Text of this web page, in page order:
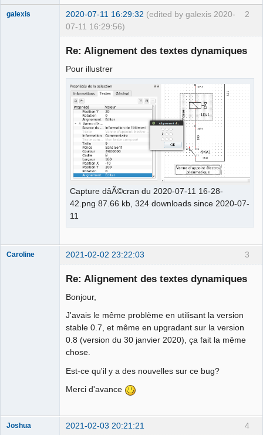
2
galexis 2020-07-11 16:29:32 (edited by galexis 2020-
07-11 16:29:56)
Re: Alignement des textes dynamiques
Pour illustrer
Capture dâÃ©cran du 2020-07-11 16-28-
42.png 87.66 kb, 324 downloads since 2020-07-
11
3
Caroline 2021-02-02 23:22:03
Re: Alignement des textes dynamiques
Bonjour,
J'avais le même problème en utilisant la version
stable 0.7, et même en upgradant sur la version
0.8 (version du 30 janvier 2020), ça fait la même
chose.
Est-ce qu'il y a des nouvelles sur ce bug?
Merci d'avance
4
Joshua 2021-02-03 20:21:21